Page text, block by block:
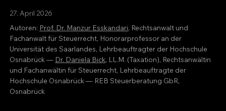
27. April 2026
Autoren: Prof. Dr. Manzur Esskandari, Rechtsanwalt und
Fachanwalt für Steuerrecht, Honorarprofessor an der
Universität des Saarlandes, Lehrbeauftragter der Hochschule
Osnabrück — Dr. Daniela Bick, LL.M. (Taxation), Rechtsanwältin
und Fachanwältin für Steuerrecht, Lehrbeauftragte der
Hochschule Osnabrück — REB Steuerberatung GbR,
Osnabrück